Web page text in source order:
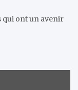
qui ont un avenir